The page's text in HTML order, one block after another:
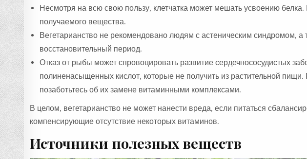
Несмотря на всю свою пользу, клетчатка может мешать усвоению белка.
получаемого вещества.
Вегетарианство не рекомендовано людям с астеническим синдромом, а
восстановительный период.
Отказ от рыбы может спровоцировать развитие сердечнососудистых
полиненасыщенных кислот, которые не получить из растительной
позаботьтесь об их замене витаминными комплексами.
В целом, вегетарианство не может нанести вреда, если питаться
компенсирующие отсутствие некоторых витаминов.
Источники полезных веществ